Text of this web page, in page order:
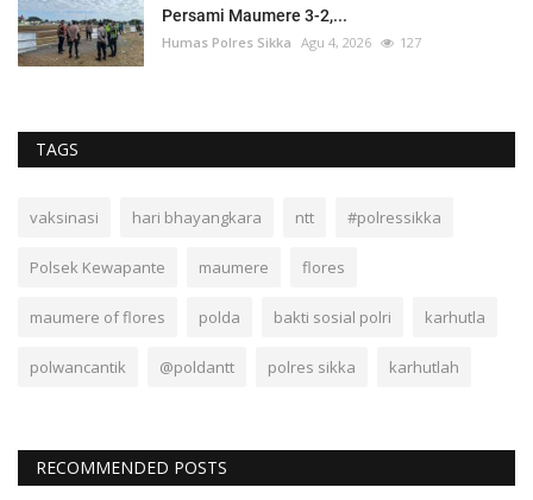
Persami Maumere 3-2,...
Humas Polres Sikka Agu 4, 2026 127
TAGS
vaksinasi hari bhayangkara ntt #polressikka
Polsek Kewapante maumere flores
maumere of flores polda bakti sosial polri karhutla
polwancantik @poldantt polres sikka karhutlah
RECOMMENDED POSTS